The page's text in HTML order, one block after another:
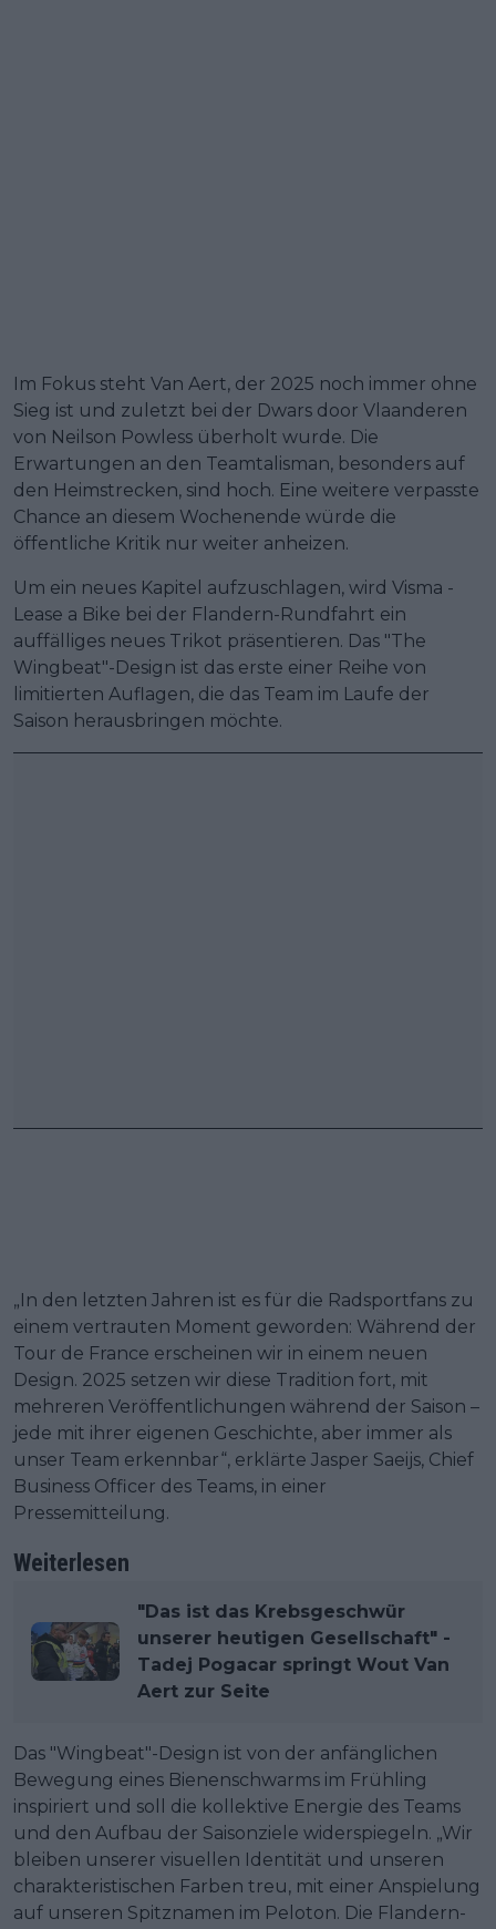
Im Fokus steht Van Aert, der 2025 noch immer ohne
Sieg ist und zuletzt bei der Dwars door Vlaanderen
von Neilson Powless überholt wurde. Die
Erwartungen an den Teamtalisman, besonders auf
den Heimstrecken, sind hoch. Eine weitere verpasste
Chance an diesem Wochenende würde die
öffentliche Kritik nur weiter anheizen.
Um ein neues Kapitel aufzuschlagen, wird Visma -
Lease a Bike bei der Flandern-Rundfahrt ein
auffälliges neues Trikot präsentieren. Das "The
Wingbeat"-Design ist das erste einer Reihe von
limitierten Auflagen, die das Team im Laufe der
Saison herausbringen möchte.
„In den letzten Jahren ist es für die Radsportfans zu
einem vertrauten Moment geworden: Während der
Tour de France erscheinen wir in einem neuen
Design. 2025 setzen wir diese Tradition fort, mit
mehreren Veröffentlichungen während der Saison –
jede mit ihrer eigenen Geschichte, aber immer als
unser Team erkennbar“, erklärte Jasper Saeijs, Chief
Business Officer des Teams, in einer
Pressemitteilung.
Weiterlesen
"Das ist das Krebsgeschwür
unserer heutigen Gesellschaft" -
Tadej Pogacar springt Wout Van
Aert zur Seite
Das "Wingbeat"-Design ist von der anfänglichen
Bewegung eines Bienenschwarms im Frühling
inspiriert und soll die kollektive Energie des Teams
und den Aufbau der Saisonziele widerspiegeln. „Wir
bleiben unserer visuellen Identität und unseren
charakteristischen Farben treu, mit einer Anspielung
auf unseren Spitznamen im Peloton. Die Flandern-